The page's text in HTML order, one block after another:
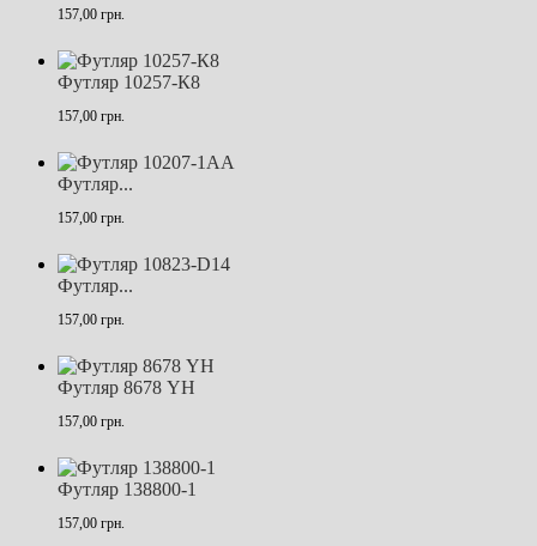
157,00 грн.
Футляр 10257-К8
157,00 грн.
Футляр...
157,00 грн.
Футляр...
157,00 грн.
Футляр 8678 YH
157,00 грн.
Футляр 138800-1
157,00 грн.